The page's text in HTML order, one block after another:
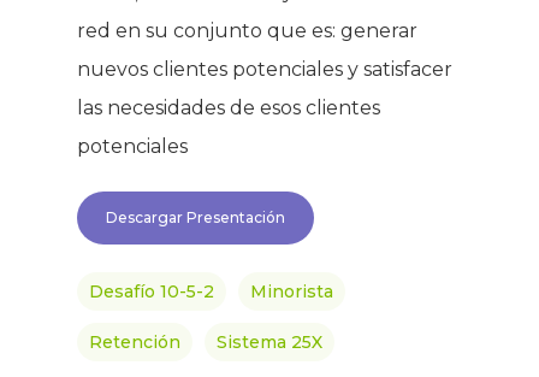
red en su conjunto que es: generar
nuevos clientes potenciales y satisfacer
las necesidades de esos clientes
potenciales
Descargar Presentación
Desafío 10-5-2 Minorista
Retención Sistema 25X
Giving Back
Success Stories
Energy & Fitness
Hair & Skincare
CONTACT